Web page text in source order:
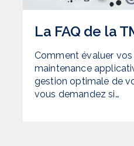
La FAQ de la
Comment évaluer vos
maintenance
gestion optimale de
vous demandez si…